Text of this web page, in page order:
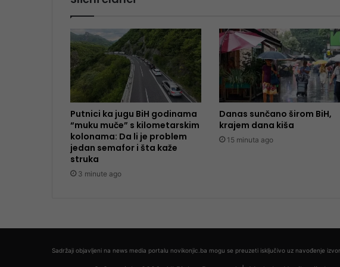
Putnici ka jugu BiH godinama
“muku muče” s kilometarskim
kolonama: Da li je problem
jedan semafor i šta kaže
struka
3 minute ago
Danas sunčano širom BiH,
krajem dana kiša
15 minuta ago
Sadržaji objavljeni na news media portalu novikonjic.ba mogu se preuzeti isključivo uz navođenje